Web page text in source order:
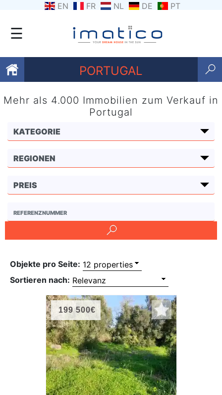
EN FR NL DE PT
☰
PORTUGAL
Favoriten
Über
uns
Kontaktiere
uns
und
Steuerrecht
Mehr als 4.000 Immobilien zum Verkauf in
Portugal
Objekte pro Seite:
Sortieren nach:
199 500€